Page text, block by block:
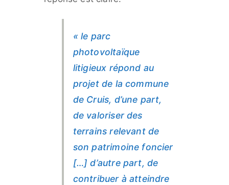
« le parc
photovoltaïque
litigieux répond au
projet de la commune
de Cruis, d’une part,
de valoriser des
terrains relevant de
son patrimoine foncier
[…] d’autre part, de
contribuer à atteindre